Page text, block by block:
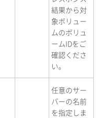
結果から対
象ボリュー
ムのボリュ
ームIDをご
確認くださ
い。
任意のサー
バーの名前
を指定しま